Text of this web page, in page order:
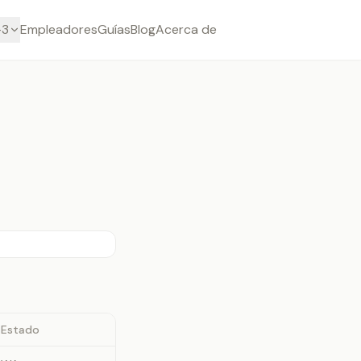
EmpleadoresGuíasBlogAcerca de
Estado